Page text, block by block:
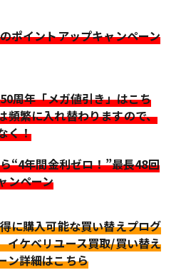
ポイントアップキャンペーン
周年「メガ値引き」はこち
頻繁に入れ替わりますので、
く！
“4年間金利ゼロ！”最長48回
ンペーン
に購入可能な買い替えプログ
イケベリユース買取/買い替え
ン詳細はこちら